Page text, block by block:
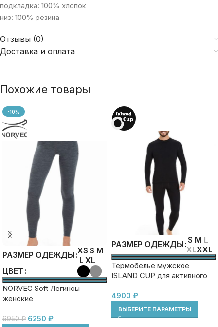
подкладка: 100% хлопок
низ: 100% резина
Отзывы (0)
Доставка и оплата
Похожие товары
-10%
РАЗМЕР ОДЕЖДЫ XS S M
L XL
ЦВЕТ
NORVEG Soft Легинсы
женские
6950₽ 6250 ₽
РАЗМЕР ОДЕЖДЫ S M L
XLXXL
Термобелье мужское
ISLAND CUP для активного
футболка+кальсоны
4900 ₽
ВЫБЕРИТЕ ПАРАМЕТРЫ